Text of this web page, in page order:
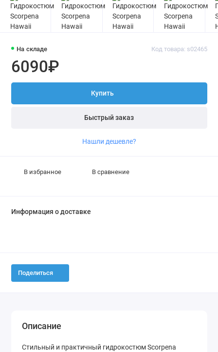
На складе Код товара: s02465
6090₽
Купить
Быстрый заказ
Нашли дешевле?
В избранное В сравнение
Информация о доставке
Поделиться
Описание
Cтильный и практичный гидрокостюм Scorpena